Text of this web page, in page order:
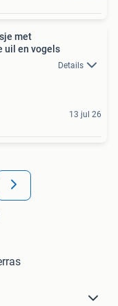
met
uil en vogels
Details
13 jul 26